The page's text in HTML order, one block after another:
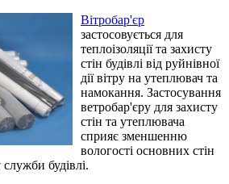
Вітробар'єр
застосовується для
теплоізоляції та захисту
стін будівлі від руйнівної
дії вітру на утеплювач та
намокання. Застосування
ветробар'єру для захисту
стін та утеплювача
сприяє зменшенню
вологості основних стін
будівлі.